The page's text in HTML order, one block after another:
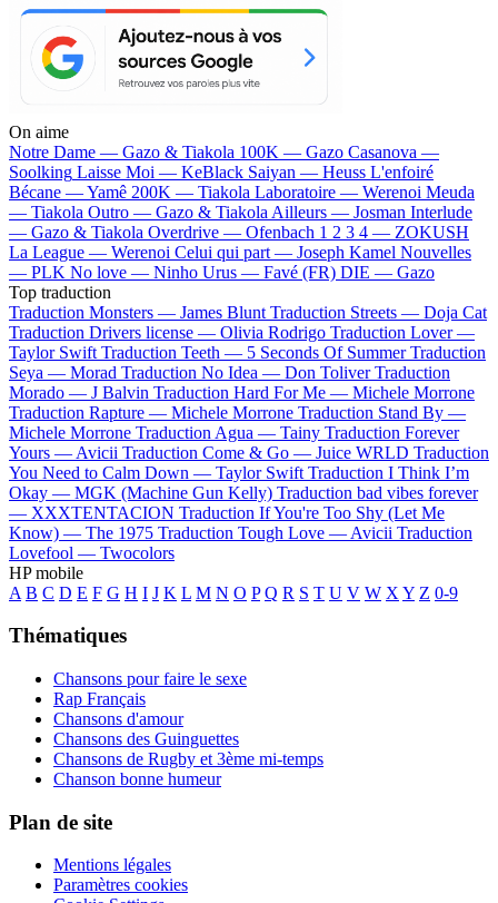
On aime
Notre Dame — Gazo & Tiakola 100K — Gazo Casanova —
Soolking Laisse Moi — KeBlack Saiyan — Heuss L'enfoiré
Bécane —Yamê 200K — Tiakola Laboratoire — Werenoi Meuda
— Tiakola Outro — Gazo & Tiakola Ailleurs — Josman Interlude
— Gazo & Tiakola Overdrive — Ofenbach 1 2 3 4 — ZOKUSH
La League — Werenoi Celui qui part — Joseph Kamel Nouvelles
— PLK No love — Ninho Urus — Favé (FR) DIE — Gazo
Top traduction
Traduction Monsters — James Blunt Traduction Streets — Doja Cat
Traduction Drivers license — Olivia Rodrigo Traduction Lover —
Taylor Swift Traduction Teeth — 5 Seconds Of Summer Traduction
Seya — Morad Traduction No Idea — Don Toliver Traduction
Morado — J Balvin Traduction Hard For Me — Michele Morrone
Traduction Rapture — Michele Morrone Traduction Stand By —
Michele Morrone Traduction Agua — Tainy Traduction Forever
Yours — Avicii Traduction Come & Go — Juice WRLD Traduction
You Need to Calm Down — Taylor Swift Traduction I Think I’m
Okay — MGK (Machine Gun Kelly) Traduction bad vibes forever
— XXXTENTACION Traduction If You're Too Shy (Let Me
Know) — The 1975 Traduction Tough Love — Avicii Traduction
Lovefool — Twocolors
HP mobile
A B C D E F G H I J K L M N O P Q R S T U V W X Y Z 0-9
Thématiques
Chansons pour faire le sexe
Rap Français
Chansons d'amour
Chansons des Guinguettes
Chansons de Rugby et 3ème mi-temps
Chanson bonne humeur
Plan de site
Mentions légales
Paramètres cookies